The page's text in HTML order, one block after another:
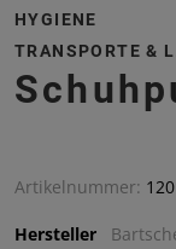
HYGIENE
TRANSPORTE &
Artikelnummer:
Hersteller